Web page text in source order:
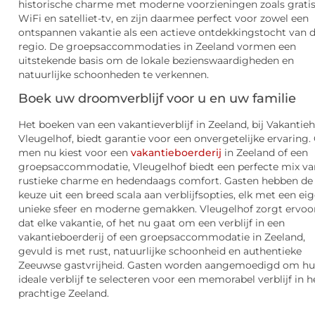
historische charme met moderne voorzieningen zoals gratis
WiFi en satelliet-tv, en zijn daarmee perfect voor zowel een
ontspannen vakantie als een actieve ontdekkingstocht van
regio. De groepsaccommodaties in Zeeland vormen een
uitstekende basis om de lokale bezienswaardigheden en
natuurlijke schoonheden te verkennen.
Boek uw droomverblijf voor u en uw familie
Het boeken van een vakantieverblijf in Zeeland, bij
Vleugelhof, biedt garantie voor een onvergetelijke ervaring.
men nu kiest voor een vakantieboerderij in Zeeland of een
groepsaccommodatie, Vleugelhof biedt een perfecte mix
rustieke charme en hedendaags comfort. Gasten hebben de
keuze uit een breed scala aan verblijfsopties, elk met een
unieke sfeer en moderne gemakken. Vleugelhof zorgt
dat elke vakantie, of het nu gaat om een verblijf in een
vakantieboerderij of een groepsaccommodatie in Zeeland,
gevuld is met rust, natuurlijke schoonheid en authentieke
Zeeuwse gastvrijheid. Gasten worden aangemoedigd om
ideale verblijf te selecteren voor een memorabel verblijf in
prachtige Zeeland.